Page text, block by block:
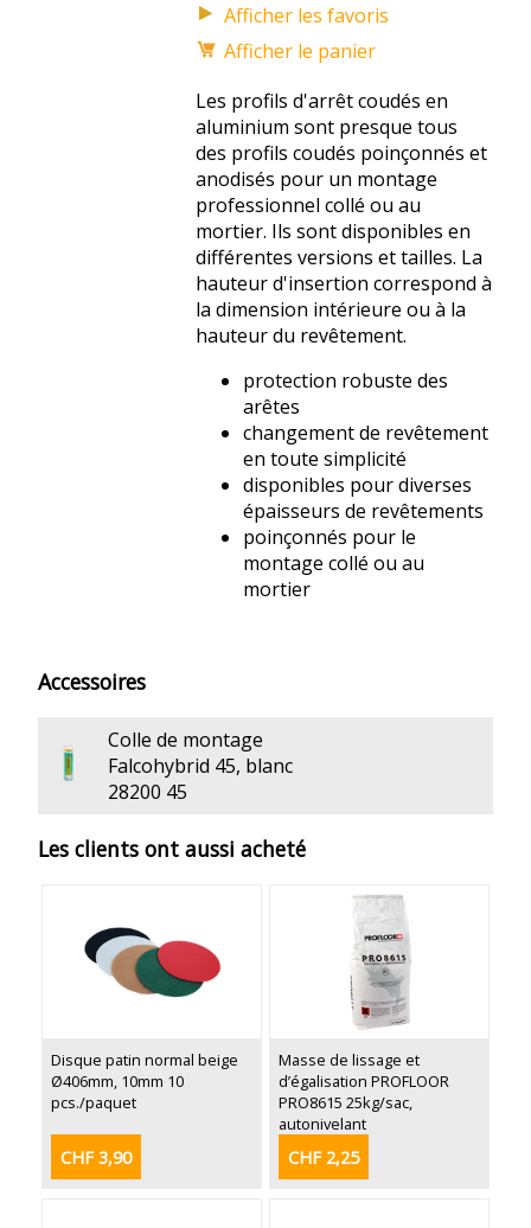
Afficher les favoris
Afficher le panier
Les profils d'arrêt coudés en
aluminium sont presque tous
des profils coudés poinçonnés et
anodisés pour un montage
professionnel collé ou au
mortier. Ils sont disponibles en
différentes versions et tailles. La
hauteur d'insertion correspond à
la dimension intérieure ou à la
hauteur du revêtement.
protection robuste des
arêtes
changement de revêtement
en toute simplicité
disponibles pour diverses
épaisseurs de revêtements
poinçonnés pour le
montage collé ou au
mortier
Accessoires
Colle de montage
Falcohybrid 45, blanc
28200 45
Les clients ont aussi acheté
Disque patin normal beige
Ø406mm, 10mm 10
pcs./paquet
CHF 3,90
Masse de lissage et
d’égalisation PROFLOOR
PRO8615 25kg/sac,
autonivelant
CHF 2,25